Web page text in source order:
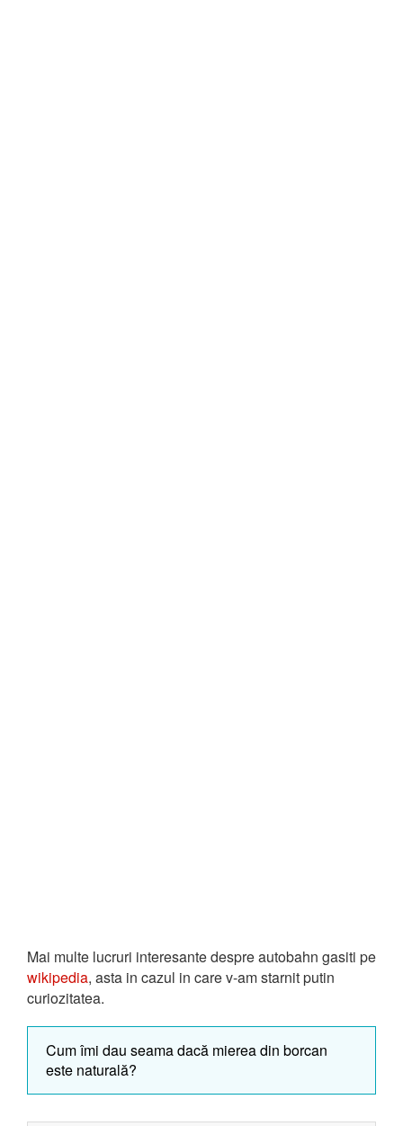
Mai multe lucruri interesante despre autobahn gasiti pe
wikipedia, asta in cazul in care v-am starnit putin
curiozitatea.
Cum îmi dau seama dacă mierea din borcan
este naturală?